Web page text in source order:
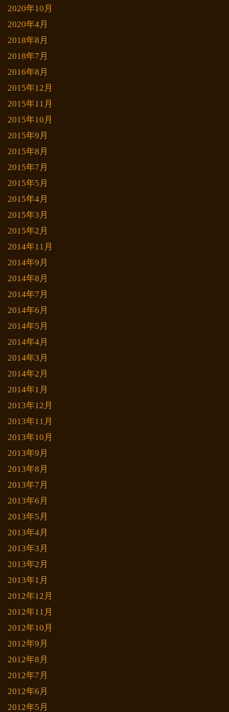
2020年10月
2020年4月
2018年8月
2018年7月
2016年8月
2015年12月
2015年11月
2015年10月
2015年9月
2015年8月
2015年7月
2015年5月
2015年4月
2015年3月
2015年2月
2014年11月
2014年9月
2014年8月
2014年7月
2014年6月
2014年5月
2014年4月
2014年3月
2014年2月
2014年1月
2013年12月
2013年11月
2013年10月
2013年9月
2013年8月
2013年7月
2013年6月
2013年5月
2013年4月
2013年3月
2013年2月
2013年1月
2012年12月
2012年11月
2012年10月
2012年9月
2012年8月
2012年7月
2012年6月
2012年5月